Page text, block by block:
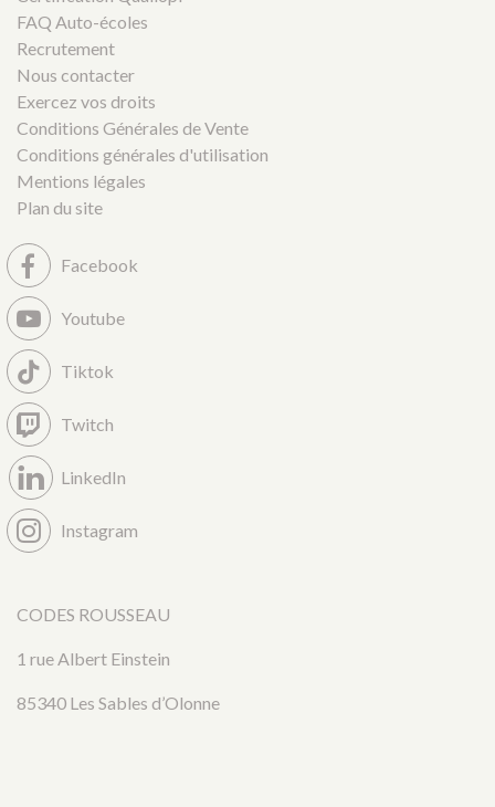
FAQ Auto-écoles
Recrutement
Nous contacter
Exercez vos droits
Conditions Générales de Vente
Conditions générales d'utilisation
Mentions légales
Plan du site
Facebook
Youtube
Tiktok
Twitch
LinkedIn
Instagram
CODES ROUSSEAU
1 rue Albert Einstein
85340 Les Sables d’Olonne